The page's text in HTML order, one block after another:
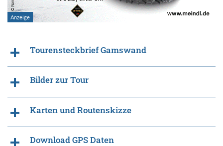
Tourensteckbrief Gamswand
Bilder zur Tour
Karten und Routenskizze
Download GPS Daten